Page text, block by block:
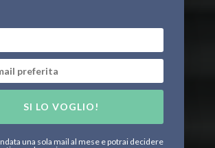
SI LO VOGLIO!
una sola mail al mese e potrai decidere